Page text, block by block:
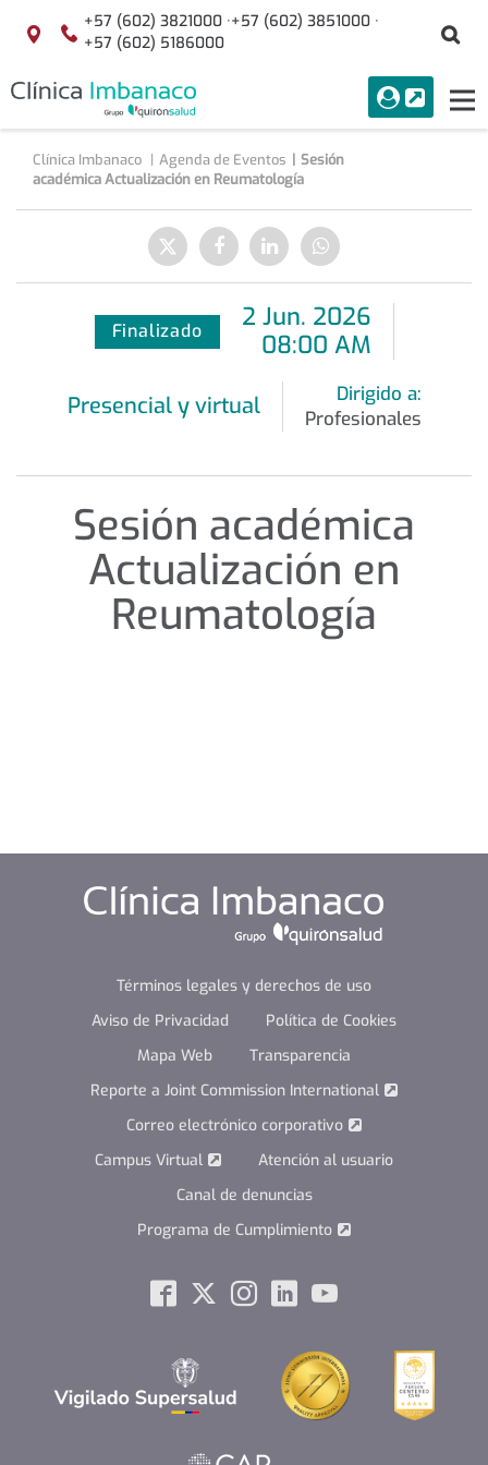
Saltar al contenido
Localización
+57 (602) 3821000 ·+57 (602) 3851000 ·
+57 (602) 5186000
menuAcceso
Buscar
Clínica Imbanaco Agenda de Eventos
Sesión
académica Actualización en Reumatología
Finalizado 2 Jun. 2026
08:00 AM
Presencial y virtual
Dirigido a:
Profesionales
Enviar
a
Compartir
en
Compartir
en
Compartir
en
Sesión académica
Actualización en
Reumatología
Términos legales y derechos de uso
Aviso de Privacidad
Política de Cookies
Mapa Web
Transparencia
Reporte a Joint Commission International
Correo electrónico corporativo
Campus Virtual
Atención al usuario
Canal de denuncias
Programa de Cumplimiento